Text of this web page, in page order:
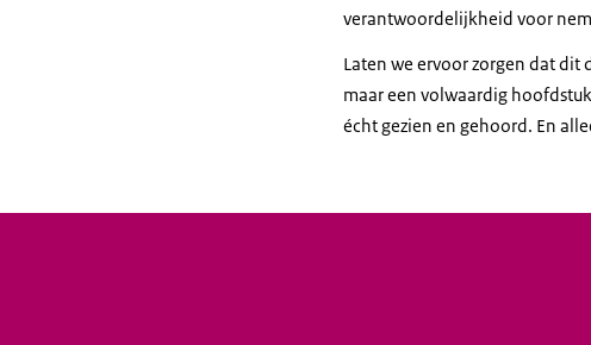
verantwoordelijkheid voor
Laten we ervoor zorgen dat
maar een volwaardig
écht gezien en gehoord. En